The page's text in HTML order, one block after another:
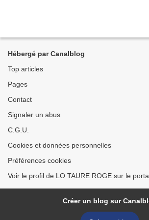
Hébergé par Canalblog
Top articles
Pages
Contact
Signaler un abus
C.G.U.
Cookies et données personnelles
Préférences cookies
Voir le profil de LO TAURE ROGE sur le
Créer un blog sur